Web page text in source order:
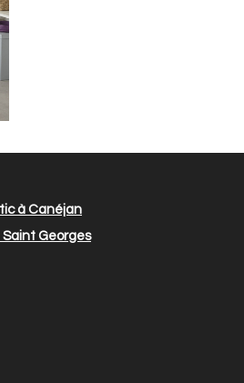
à Canéjan
Georges